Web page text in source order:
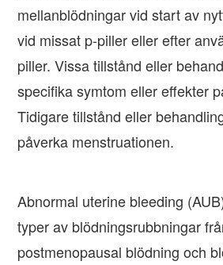
mellanblödningar vid start av
vid missat p-piller eller efter
piller. Vissa tillstånd eller
specifika symtom eller effekter
Tidigare tillstånd eller
påverka menstruationen.
Abnormal uterine bleeding
typer av blödningsrubbningar
postmenopausal blödning och